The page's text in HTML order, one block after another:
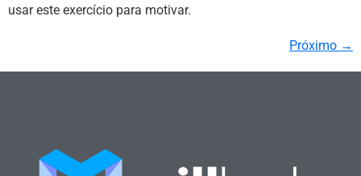
usar este exercício para motivar.
Próximo →